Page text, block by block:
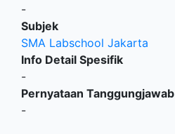
-
Subjek
SMA Labschool Jakarta
Info Detail Spesifik
-
Pernyataan Tanggungjawab
-